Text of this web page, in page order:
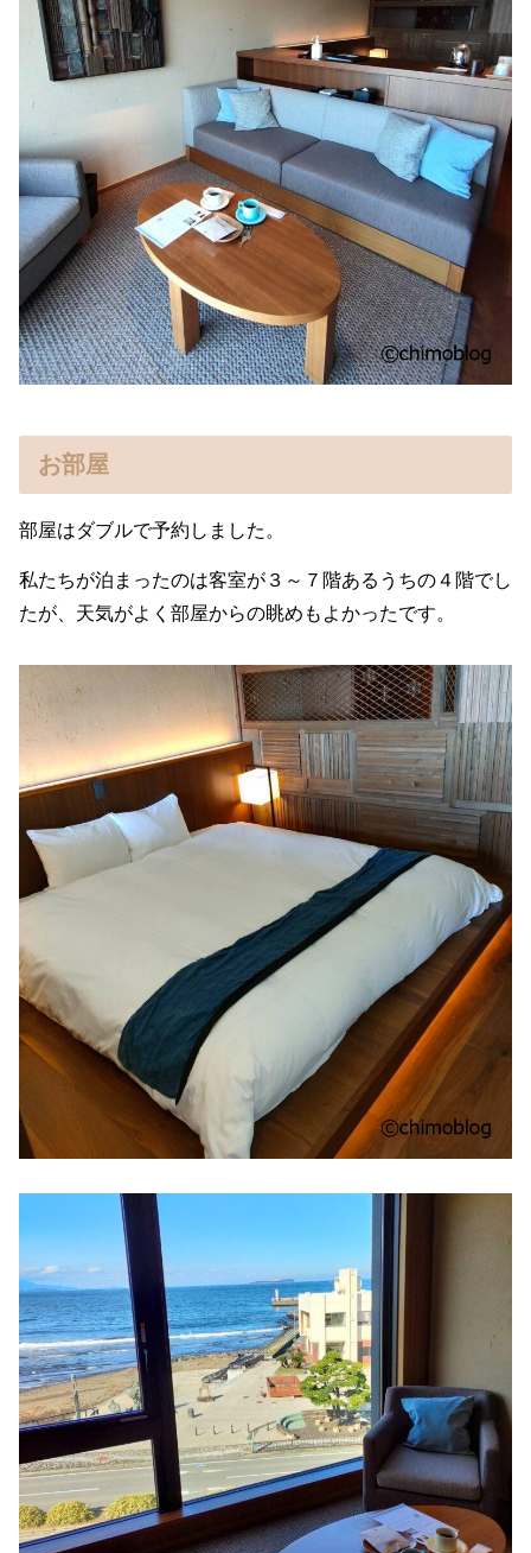
お部屋
部屋はダブルで予約しました。
私たちが泊まったのは客室が３～７階あるうちの４階でし
たが、天気がよく部屋からの眺めもよかったです。